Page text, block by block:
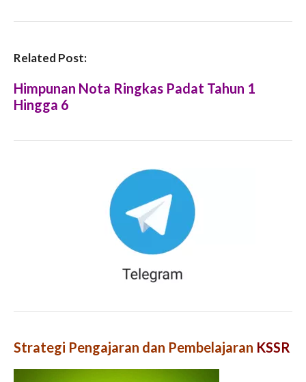
Related Post:
Himpunan Nota Ringkas Padat Tahun 1
Hingga 6
Strategi Pengajaran dan Pembelajaran KSSR